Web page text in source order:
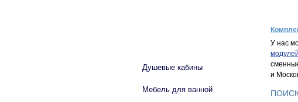
У нас
модулей
и
Душевые кабины
Мебель для ванной